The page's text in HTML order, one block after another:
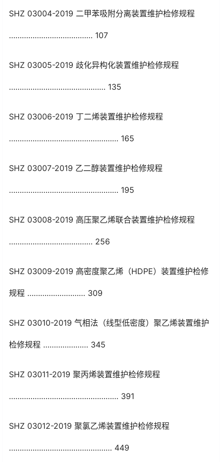
SHZ 03004-2019 二甲苯吸附分离装置维护检修规程
………………………………… 107
SHZ 03005-2019 歧化异构化装置维护检修规程
……………………………………… 135
SHZ 03006-2019 丁二烯装置维护检修规程
…………………………………………… 165
SHZ 03007-2019 乙二醇装置维护检修规程
…………………………………………… 195
SHZ 03008-2019 高压聚乙烯联合装置维护检修规程
………………………………… 256
SHZ 03009-2019 高密度聚乙烯（HDPE）装置维护检修
规程 ……………………… 309
SHZ 03010-2019 气相法（线型低密度）聚乙烯装置维护
检修规程 ………………… 345
SHZ 03011-2019 聚丙烯装置维护检修规程
…………………………………………… 391
SHZ 03012-2019 聚氯乙烯装置维护检修规程
………………………………………… 449